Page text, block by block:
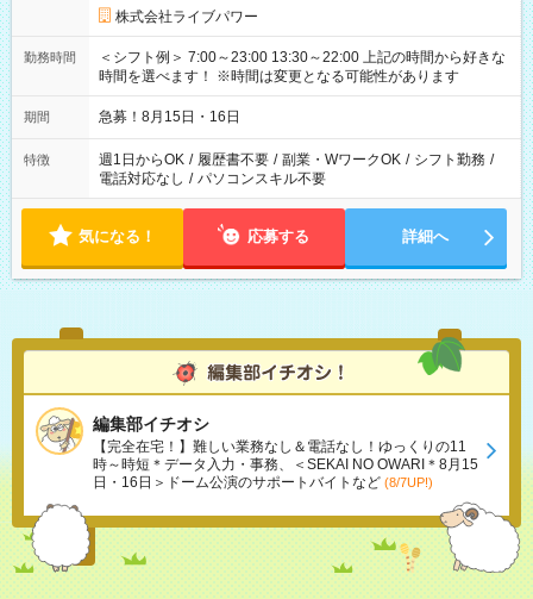
株式会社ライブパワー
勤務時間
＜シフト例＞ 7:00～23:00 13:30～22:00 上記の時間から好きな
時間を選べます！ ※時間は変更となる可能性があります
期間 急募！8月15日・16日
特徴 週1日からOK / 履歴書不要 / 副業・WワークOK / シフト勤務 /
電話対応なし / パソコンスキル不要
気になる！ 応募する 詳細へ
編集部イチオシ
【完全在宅！】難しい業務なし＆電話なし！ゆっくりの11
時～時短＊データ入力・事務、＜SEKAI NO OWARI＊8月15
日・16日＞ドーム公演のサポートバイトなど (8/7UP!)